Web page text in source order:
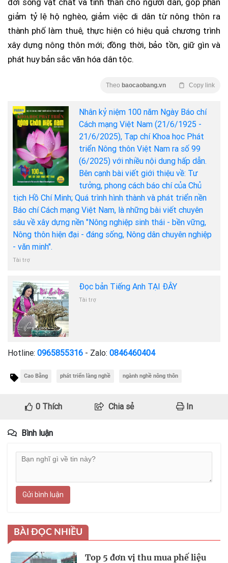
giảm tỷ lệ hộ nghèo, giảm việc di dân từ nông thôn ra
thành phố làm thuê, thực hiện có hiệu quả chương trình
xây dựng nông thôn mới; đồng thời, bảo tồn, giữ gìn và
phát huy bản sắc văn hóa dân tộc.
Theo baocaobang.vn Copy link
Nhân kỷ niệm 100 năm Ngày Báo chí
Cách mạng Việt Nam (21/6/1925 -
21/6/2025), Tạp chí Khoa học Phát
triển Nông thôn Việt Nam ra số 99
(6/2025) với nhiều nội dung hấp dẫn.
Bên cạnh bài viết giới thiệu về: Tư
tưởng, phong cách báo chí của Chủ
tịch Hồ Chí Minh; Quá trình hình thành và phát triển nền
Báo chí Cách mạng Việt Nam, là những bài viết chuyên
sâu về xây dựng nền "Nông nghiệp sinh thái - bền vững,
Nông thôn hiện đại - đáng sống, Nông dân chuyên nghiệp
- văn minh".
Tài trợ
Đọc bản Tiếng Anh TẠI ĐÂY
Tài trợ
Hotline: 0965855316 - Zalo: 0846460404
Cao Bằng phát triển làng nghề ngành nghề nông thôn
0Thích Chia sẻ In
Bình luận
Gửi bình luận
BÀI ĐỌC NHIỀU
Top 5 đơn vị thu mua phế liệu